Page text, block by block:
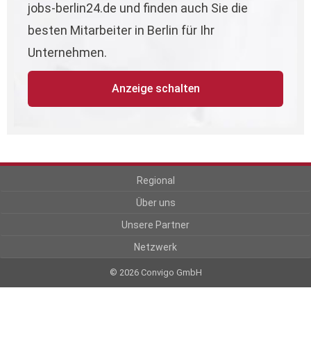
jobs-berlin24.de und finden auch Sie die
besten Mitarbeiter in Berlin für Ihr
Unternehmen.
Anzeige schalten
Regional
Über uns
Unsere Partner
Netzwerk
© 2026 Convigo GmbH